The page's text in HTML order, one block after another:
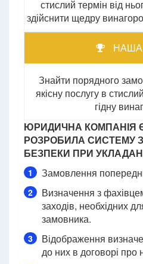
стислий термін від
здійснити щедру
Знайти порядного
якісну послугу в
гідну
ЮРИДИЧНА КОМПАНІЯ
РОЗРОБИЛА СИСТЕМУ
БЕЗПЕКИ ПРИ
1 Замовлення
2
Визначення з
заходів, необхідних
замовника.
3
Відображення
до них в договорі про